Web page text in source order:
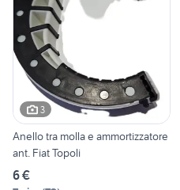
3
Anello tra molla e ammortizzatore
ant. Fiat Topoli
6 €